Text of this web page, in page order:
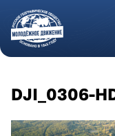
Перейти к
DJI_0306-